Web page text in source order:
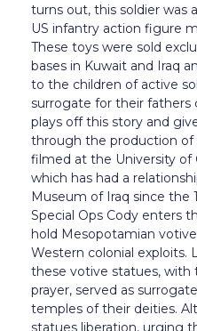
turns out, this soldier was
US infantry action figure
These toys were sold
bases in Kuwait and Iraq
to the children of active
surrogate for their fathers
plays off this story and
through the production
filmed at the University of
which has had a
Museum of Iraq since the
Special Ops Cody enters
hold Mesopotamian
Western colonial exploits.
these votive statues, with
prayer, served as
temples oftheir deities.
statues liberation, urging